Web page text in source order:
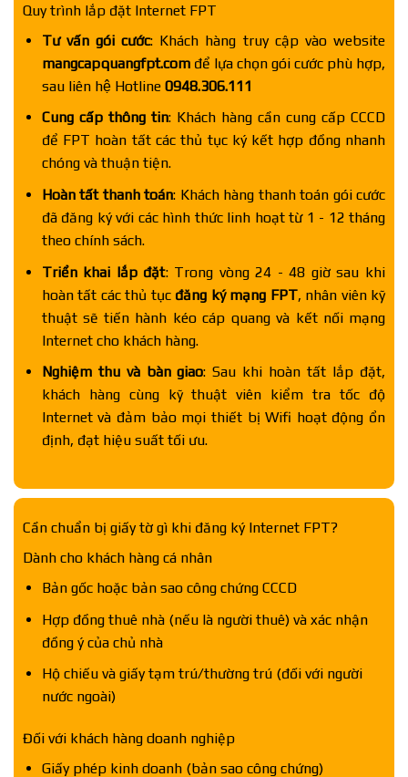
Quy trình lắp đặt Internet FPT
Tư vấn gói cước: Khách hàng truy cập vào website
mangcapquangfpt.comđể lựa chọn gói cước phù hợp,
sau liên hệ Hotline 0948.306.111
Cung cấp thông tin: Khách hàng cần cung cấp CCCD
để FPT hoàn tất các thủ tục ký kết hợp đồng nhanh
chóng và thuận tiện.
Hoàn tất thanh toán: Khách hàng thanh toán gói cước
đã đăng ký với các hình thức linh hoạt từ 1 - 12 tháng
theo chính sách.
Triển khai lắp đặt: Trong vòng 24 - 48 giờ sau khi
hoàn tất các thủ tục đăng ký mạng FPT, nhân viên kỹ
thuật sẽ tiến hành kéo cáp quang và kết nối mạng
Internet cho khách hàng.
Nghiệm thu và bàn giao: Sau khi hoàn tất lắp đặt,
khách hàng cùng kỹ thuật viên kiểm tra tốc độ
Internet và đảm bảo mọi thiết bị Wifi hoạt động ổn
định, đạt hiệu suất tối ưu.
Cần chuẩn bị giấy tờ gì khi đăng ký Internet FPT?
Dành cho khách hàng cá nhân
Bản gốc hoặc bản sao công chứng CCCD
Hợp đồng thuê nhà (nếu là người thuê) và xác nhận
đồng ý của chủ nhà
Hộ chiếu và giấy tạm trú/thường trú (đối với người
nước ngoài)
Đối với khách hàng doanh nghiệp
Giấy phép kinh doanh (bản sao công chứng)